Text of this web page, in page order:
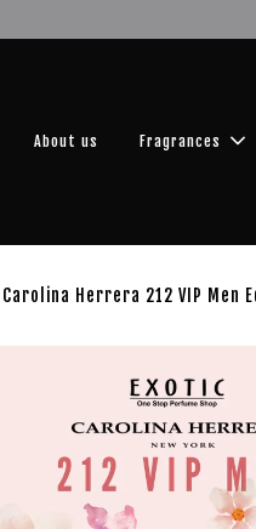
Get your
About us Fragrances
Carolina Herrera 212 VIP Men